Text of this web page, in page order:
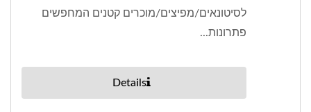
לסיטונאים/מפיצים/מוכרים קטנים המחפשים
פתרונות...
Details